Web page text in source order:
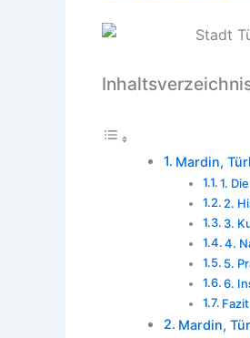
Mardin,
1.
2.
3.
4.
5.
6.
Fazit
Mardin,